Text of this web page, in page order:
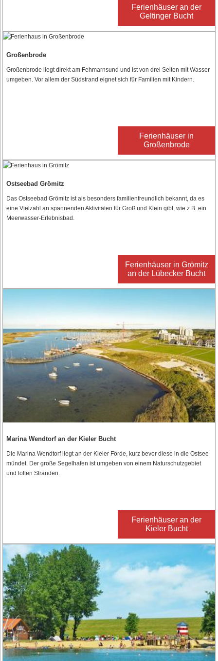
Ferienhäuser an der
Geltinger Bucht
Großenbrode
Großenbrode liegt direkt am Fehmarnsund und ist von drei Seiten mit Wasser
umgeben. Vor allem der Südstrand eignet sich für Familien mit Kindern.
Ferienhäuser in
Großenbrode
Ostseebad Grömitz
Das Ostseebad Grömitz ist als besonders familienfreundlich bekannt, da es
eine Vielzahl an spannenden Aktivitäten für Groß und Klein gibt, wie z.B. ein
Meerwasser-Erlebnisbad.
Ferienhäuser in Grömitz
an der Lübecker Bucht
Marina Wendtorf an der Kieler Bucht
Die Marina Wendtorf liegt an der Kieler Förde, kurz bevor diese in die Ostsee
mündet. Der große Segelhafen ist umgeben von einem Naturschutzgebiet
und tollen Stränden.
Ferienhäuser an der
Kieler Bucht